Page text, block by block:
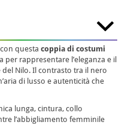
questacoppia di costumi
per rappresentare l’eleganza e il
Nilo. Il contrasto tra il nero
di lusso e autenticità che
lunga, cintura, collo
l’abbigliamento femminile